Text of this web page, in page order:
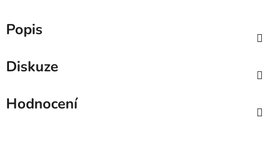
Popis
Diskuze
Hodnocení